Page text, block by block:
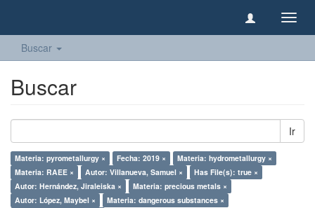
Buscar
Buscar
Ir
Materia: pyrometallurgy × Fecha: 2019 ×
Materia: hydrometallurgy ×
Materia: RAEE ×
Autor: Villanueva, Samuel ×
Has File(s): true ×
Autor: Hernández, Jiraleiska ×
Materia: precious metals ×
Autor: López, Maybel ×
Materia: dangerous substances ×